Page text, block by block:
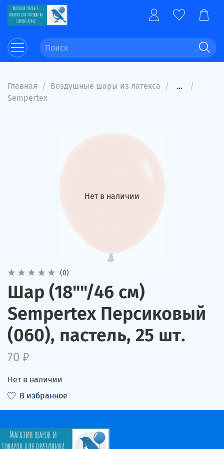
Главная Воздушные шары из латекса
...
Sempertex
Нет в наличии
(0)
Шар (18""/46 см)
Sempertex Персиковый
(060), пастель, 25 шт.
70 ₽
Нет в наличии
В избранное